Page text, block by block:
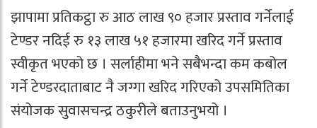
झापामा प्रतिकट्ठा रु आठ लाख ९० हजार प्रस्ताव गर्नेलाई
टेण्डर नदिई रु १३ लाख ५१ हजारमा खरिद गर्ने प्रस्ताव
स्वीकृत भएको छ । सर्लाहीमा भने सबैभन्दा कम कबोल
गर्ने टेण्डरदाताबाट नै जग्गा खरिद गरिएको उपसमितिका
संयोजक सुवासचन्द्र ठकुरीले बताउनुभयो ।